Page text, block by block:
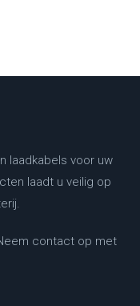
laadkabels voor uw
laadt u veilig op
contact op met